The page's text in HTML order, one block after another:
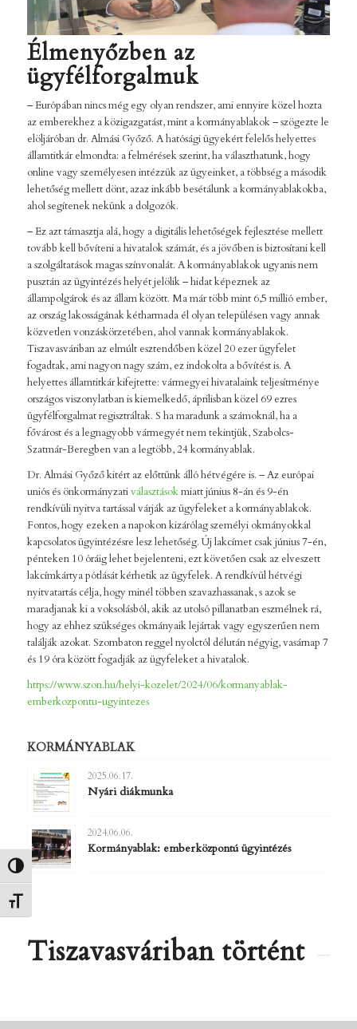
Nagy kontraszt váltása
Betűméret váltása
Élmenyőzben az
ügyfélforgalmuk
– Európában nincs még egy olyan rendszer, ami ennyire közel hozta
az emberekhez a közigazgatást, mint a kormányablakok – szögezte le
elöljáróban dr. Almási Győző. A hatósági ügyekért felelős helyettes
államtitkár elmondta: a felmérések szerint, ha választhatunk, hogy
online vagy személyesen intézzük az ügyeinket, a többség a második
lehetőség mellett dönt, azaz inkább besétálunk a kormányablakokba,
ahol segítenek nekünk a dolgozók.
– Ez azt támasztja alá, hogy a digitális lehetőségek fejlesztése mellett
tovább kell bővíteni a hivatalok számát, és a jövőben is biztosítani kell
a szolgáltatások magas színvonalát. A kormányablakok ugyanis nem
pusztán az ügyintézés helyét jelölik – hidat képeznek az
állampolgárok és az állam között. Ma már több mint 6,5 millió ember,
az ország lakosságának kétharmada él olyan településen vagy annak
közvetlen vonzáskörzetében, ahol vannak kormányablakok.
Tiszavasváriban az elmúlt esztendőben közel 20 ezer ügyfelet
fogadtak, ami nagyon nagy szám, ez indokolta a bővítést is. A
helyettes államtitkár kifejtette: vármegyei hivatalaink teljesítménye
országos viszonylatban is kiemelkedő, áprilisban közel 69 ezres
ügyfélforgalmat regisztráltak. S ha maradunk a számoknál, ha a
fővárost és a legnagyobb vármegyét nem tekintjük, Szabolcs-
Szatmár-Beregben van a legtöbb, 24 kormányablak.
Dr. Almási Győző kitért az előttünk álló hétvégére is. – Az európai
uniós és önkormányzativálasztásokmiatt június 8-án és 9-én
rendkívüli nyitva tartással várják az ügyfeleket a kormányablakok.
Fontos, hogy ezeken a napokon kizárólag személyi okmányokkal
kapcsolatos ügyintézésre lesz lehetőség. Új lakcímet csak június 7-én,
pénteken 10 óráig lehet bejelenteni, ezt követően csak az elveszett
lakcímkártya pótlását kérhetik az ügyfelek. A rendkívül hétvégi
nyitvatartás célja, hogy minél többen szavazhassanak, s azok se
maradjanak ki a voksolásból, akik az utolsó pillanatban eszmélnek rá,
hogy az ehhez szükséges okmányaik lejártak vagy egyszerűen nem
találják azokat. Szombaton reggel nyolctól délután négyig, vasárnap 7
és 19 óra között fogadják az ügyfeleket a hivatalok.
https://www.szon.hu/helyi-kozelet/2024/06/kormanyablak-
emberkozpontu-ugyintezes
KORMÁNYABLAK
2025.06.17.
Nyári diákmunka
2024.06.06.
Kormányablak: emberközpontú ügyintézés
Tiszavasváriban történt